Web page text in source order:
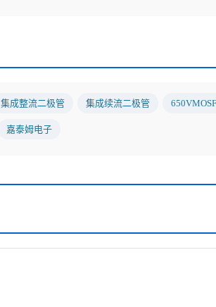
集成整流二极管 集成续流二极管
嘉泰姆电子